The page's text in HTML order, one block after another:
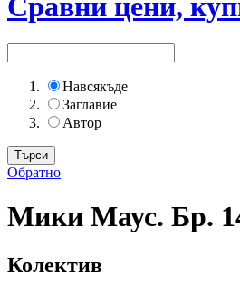
Сравни цени,
Навсякъде
Заглавие
Автор
Обратно
Мики Маус. Бр.
Колектив